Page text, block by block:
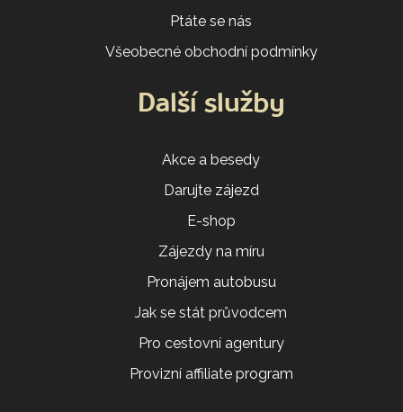
Ptáte se nás
Všeobecné obchodní podmínky
Další služby
Akce a besedy
Darujte zájezd
E-shop
Zájezdy na míru
Pronájem autobusu
Jak se stát průvodcem
Pro cestovní agentury
Provizní affiliate program